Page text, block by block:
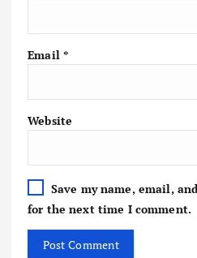
Email *
Website
Save my name, email,
for the next time I comment.